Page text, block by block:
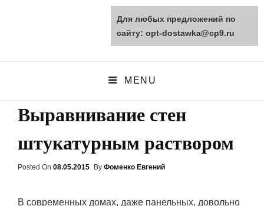
opt-dostawka.ru
MENU
Выравнивание стен
штукатурным раствором
Posted On Posted
08.05.2015 By Фоменко Евгений
В современных домах, даже панельных, довольно
Для любых предложений по
сайту: opt-dostawka@cp9.ru